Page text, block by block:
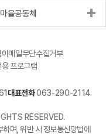
을공동체
이메일무단수집거부
프로그램
대표전화063-290-2114
RESERVED.
하며, 위반 시 정보통신망법에